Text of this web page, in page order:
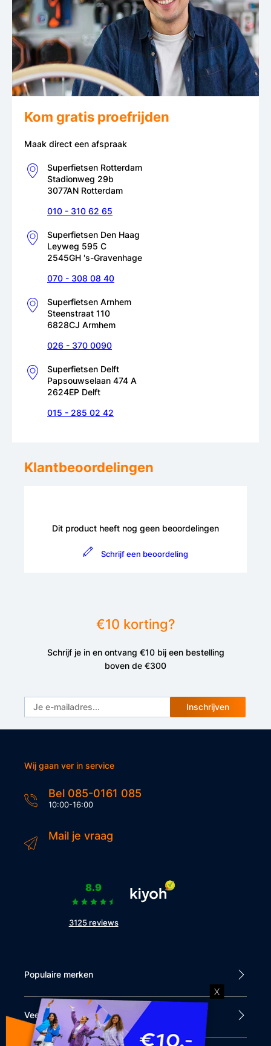
Kom gratis proefrijden
Maak direct een afspraak
Superfietsen Rotterdam
Stadionweg 29b
3077AN Rotterdam
010 - 310 62 65
Superfietsen Den Haag
Leyweg 595 C
2545GH 's-Gravenhage
070 - 308 08 40
Superfietsen Arnhem
Steenstraat 110
6828CJ Armhem
026 - 370 0090
Superfietsen Delft
Papsouwselaan 474 A
2624EP Delft
015 - 285 02 42
Klantbeoordelingen
Dit product heeft nog geen beoordelingen
Schrijf een beoordeling
€10 korting?
Schrijf je in en ontvang €10 bij een bestelling
boven de €300
Inschrijven
Wij gaan ver in service
Bel 085-0161 085
10:00-16:00
Mail je vraag
8.9
3125 reviews
Populaire merken
Veel bezocht
X